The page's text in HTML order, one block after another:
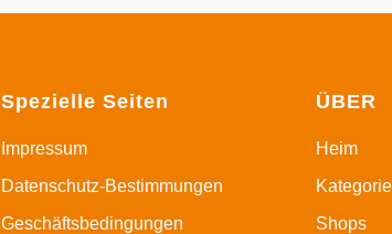
Spezielle Seiten
Impressum
Datenschutz-Bestimmungen
Geschäftsbedingungen
ÜBER
Heim
Shops